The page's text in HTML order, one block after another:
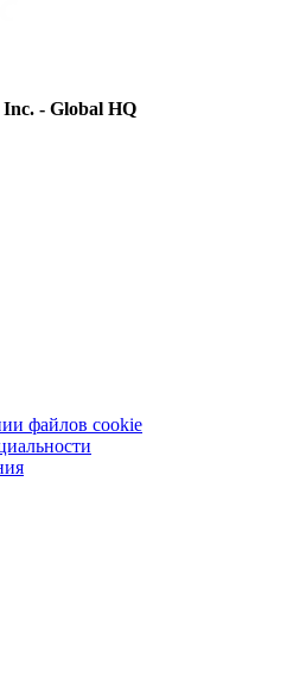
- Global HQ
файлов cookie